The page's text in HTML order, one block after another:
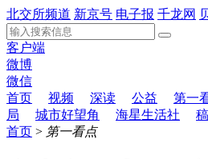
北交所频道 新京号 电子报 千龙网
客户端
微博
微信
首页
视频 深读 公益 第一
局
城市好望角 海星生活社
首页 > 第一看点